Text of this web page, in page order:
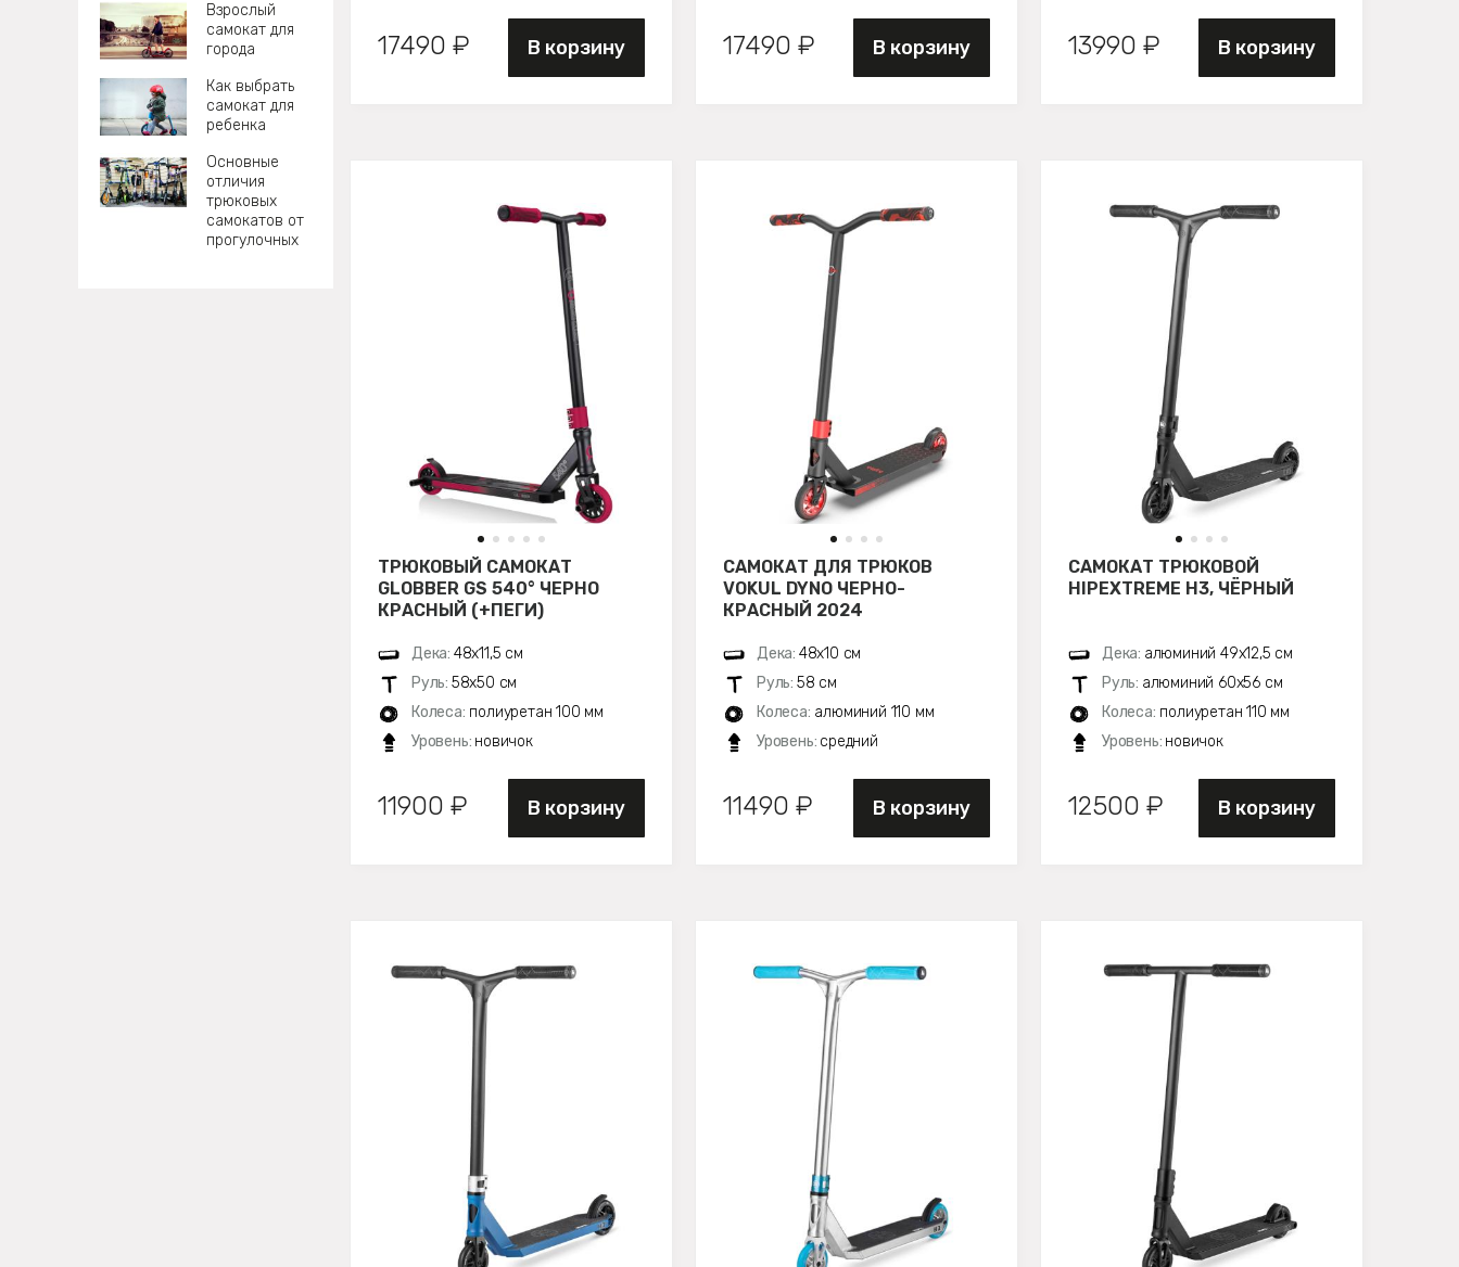
Взрослый
самокат для
города
Как выбрать
самокат для
ребенка
Основные
отличия
трюковых
самокатов от
прогулочных
17490 ₽ В корзину 17490 ₽ В корзину 13990 ₽ В корзину
ТРЮКОВЫЙ САМОКАТ
GLOBBER GS 540° ЧЕРНО
КРАСНЫЙ (+ПЕГИ)
Дека: 48х11,5 см
Руль: 58х50 см
Колеса: полиуретан 100 мм
Уровень: новичок
11900 ₽ В корзину
САМОКАТ ДЛЯ ТРЮКОВ
VOKUL DYNO ЧЕРНО-
КРАСНЫЙ 2024
Дека: 48х10 см
Руль: 58 см
Колеса: алюминий 110 мм
Уровень: средний
11490 ₽ В корзину
САМОКАТ ТРЮКОВОЙ
HIPEXTREME H3, ЧЁРНЫЙ
Дека: алюминий 49х12,5 см
Руль: алюминий 60х56 см
Колеса: полиуретан 110 мм
Уровень: новичок
12500 ₽ В корзину